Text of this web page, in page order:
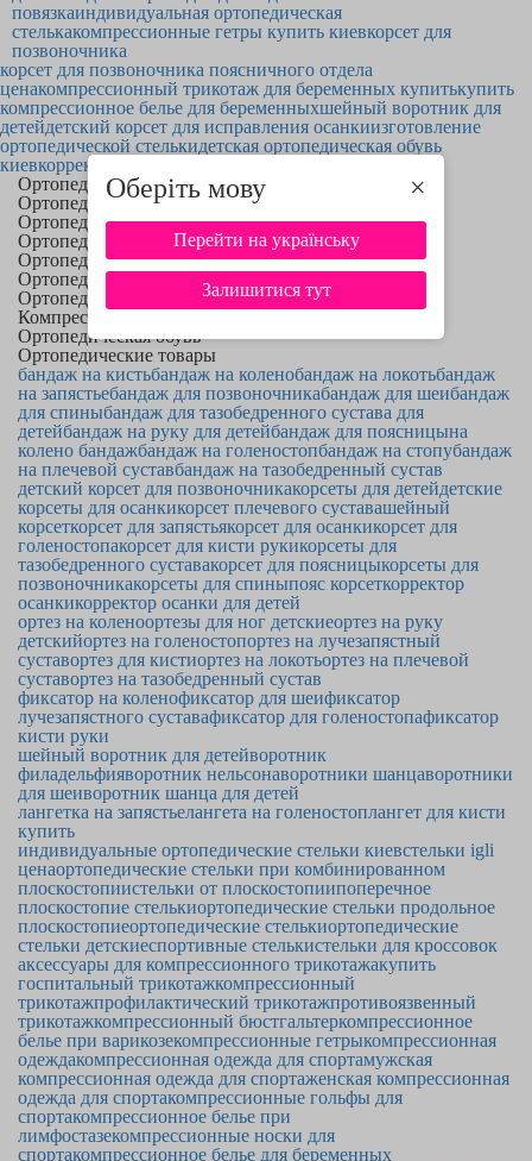
Оберіть мову ×
Перейти на українську
Залишитися тут
повязкаиндивидуальная ортопедическая
стелькакомпрессионные гетры купить киевкорсет для
позвоночника
корсет для позвоночника поясничного отдела
ценакомпрессионный трикотаж для беременных купитькупить
компрессионное белье для беременныхшейный воротник для
детейдетский корсет для исправления осанкиизготовление
ортопедической стелькидетская ортопедическая обувь
киевкорректоры осанки цены
Ортопедические бандажи
Ортопедические корсеты
Ортопедические ортезы
Ортопедические фиксаторы
Ортопедические воротники
Ортопедические лангеты
Ортопедические стельки
Компрессионный трикотаж
Ортопедическая обувь
Ортопедические товары
бандаж на кистьбандаж на коленобандаж на локотьбандаж
на запястьебандаж для позвоночникабандаж для шеибандаж
для спиныбандаж для тазобедренного сустава для
детейбандаж на руку для детейбандаж для поясницына
колено бандажбандаж на голеностопбандаж на стопубандаж
на плечевой суставбандаж на тазобедренный сустав
детский корсет для позвоночникакорсеты для детейдетские
корсеты для осанкикорсет плечевого суставашейный
корсеткорсет для запястьякорсет для осанкикорсет для
голеностопакорсет для кисти рукикорсеты для
тазобедренного суставакорсет для поясницыкорсеты для
позвоночникакорсеты для спиныпояс корсеткорректор
осанкикорректор осанки для детей
ортез на коленоортезы для ног детскиеортез на руку
детскийортез на голеностопортез на лучезапястный
суставортез для кистиортез на локотьортез на плечевой
суставортез на тазобедренный сустав
фиксатор на коленофиксатор для шеификсатор
лучезапястного суставафиксатор для голеностопафиксатор
кисти руки
шейный воротник для детейворотник
филадельфияворотник нельсонаворотники шанцаворотники
для шеиворотник шанца для детей
лангетка на запястьелангета на голеностоплангет для кисти
купить
индивидуальные ортопедические стельки киевстельки igli
ценаортопедические стельки при комбинированном
плоскостопиистельки от плоскостопиипоперечное
плоскостопие стелькиортопедические стельки продольное
плоскостопиеортопедические стелькиортопедические
стельки детскиеспортивные стелькистельки для кроссовок
аксессуары для компрессионного трикотажакупить
госпитальный трикотажкомпрессионный
трикотажпрофилактический трикотажпротивоязвенный
трикотажкомпрессионный бюстгальтеркомпрессионное
белье при варикозекомпрессионные гетрыкомпрессионная
одеждакомпрессионная одежда для спортамужская
компрессионная одежда для спортаженская компрессионная
одежда для спортакомпрессионные гольфы для
спортакомпрессионное белье при
лимфостазекомпрессионные носки для
спортакомпрессионное белье для беременных